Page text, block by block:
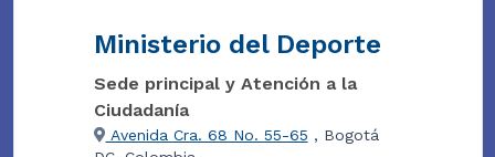
Ministerio del Deporte
Sede principal y Atención a la
Ciudadanía
Avenida Cra. 68 No. 55-65 , Bogotá